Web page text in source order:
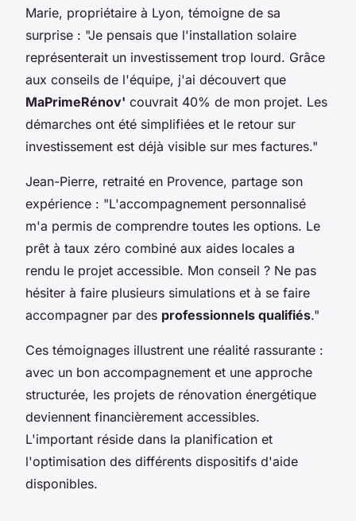
Marie, propriétaire à Lyon, témoigne de sa
surprise : "Je pensais que l'installation solaire
représenterait un investissement trop lourd. Grâce
aux conseils de l'équipe, j'ai découvert que
MaPrimeRénov' couvrait 40% de mon projet. Les
démarches ont été simplifiées et le retour sur
investissement est déjà visible sur mes factures."
Jean-Pierre, retraité en Provence, partage son
expérience : "L'accompagnement personnalisé
m'a permis de comprendre toutes les options. Le
prêt à taux zéro combiné aux aides locales a
rendu le projet accessible. Mon conseil ? Ne pas
hésiter à faire plusieurs simulations et à se faire
accompagner par des professionnels qualifiés."
Ces témoignages illustrent une réalité rassurante :
avec un bon accompagnement et une approche
structurée, les projets de rénovation énergétique
deviennent financièrement accessibles.
L'important réside dans la planification et
l'optimisation des différents dispositifs d'aide
disponibles.